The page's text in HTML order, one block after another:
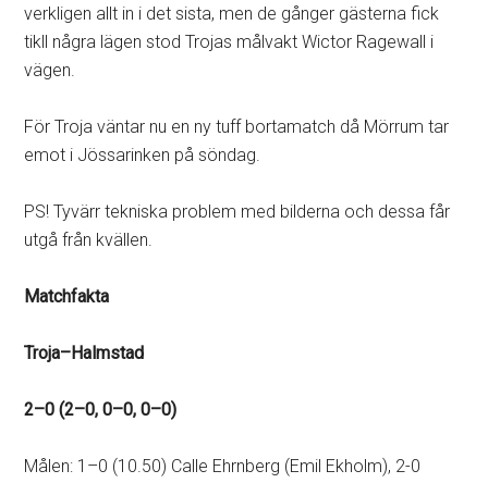
verkligen allt in i det sista, men de gånger gästerna fick
tikll några lägen stod Trojas målvakt Wictor Ragewall i
vägen.
För Troja väntar nu en ny tuff bortamatch då Mörrum tar
emot i Jössarinken på söndag.
PS! Tyvärr tekniska problem med bilderna och dessa får
utgå från kvällen.
Matchfakta
Troja–Halmstad
2–0 (2–0, 0–0, 0–0)
Målen: 1–0 (10.50) Calle Ehrnberg (Emil Ekholm), 2-0